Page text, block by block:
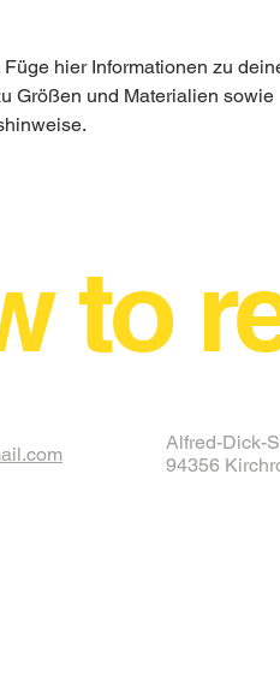
hier Informationen zu
Größen und Materialien sowie
to
Alfred-Dick-
94356